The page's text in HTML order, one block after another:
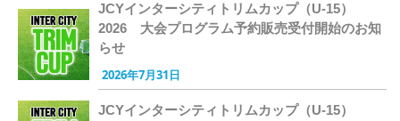
JCYインターシティトリムカップ（U-15）
2026 大会プログラム予約販売受付開始のお知
らせ
2026年7月31日
JCYインターシティトリムカップ（U-15）